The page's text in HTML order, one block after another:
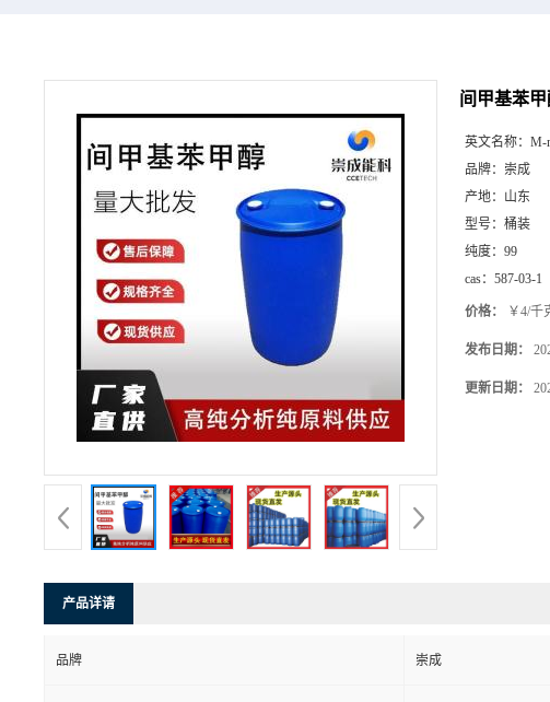
间甲基苯
英文名称： M-
品牌： 崇成
产地： 山东
型号： 桶装
纯度： 99
cas： 587-03-1
价格： ￥4/千
发布日期：
更新日期：
产品详请
品牌 崇成